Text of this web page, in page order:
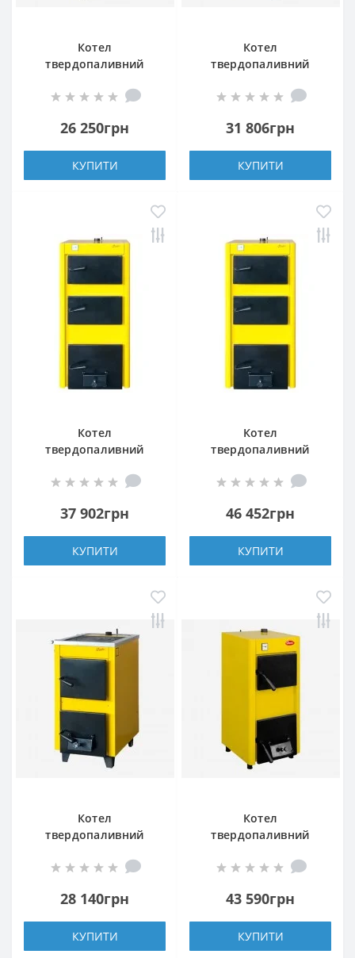
Котел
твердопаливний
26 250грн
КУПИТИ
Котел
твердопаливний
31 806грн
КУПИТИ
Котел
твердопаливний
37 902грн
КУПИТИ
Котел
твердопаливний
46 452грн
КУПИТИ
Котел
твердопаливний
28 140грн
КУПИТИ
Котел
твердопаливний
43 590грн
КУПИТИ